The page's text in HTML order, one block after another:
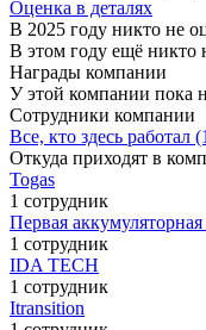
Оценка в деталях
В 2025 году никто не
В этом году ещё никто
Награды компании
У этой компании пока
Сотрудники компании
Все, кто здесь работал
Откуда приходят в
Togas
1 сотрудник
Первая
1 сотрудник
IDA TECH
1 сотрудник
Itransition